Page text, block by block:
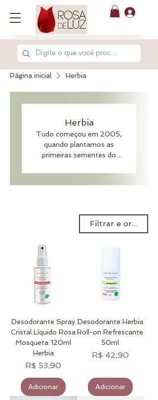
Página inicial Herbia
Herbia
Tudo começou em 2005,
quando plantamos as
primeiras sementes do
tempo o conhecimento
levou a empresa a
são a principal matéria
Filtrar e ordenar
Desodorante Spray
Cristal Líquido Rosa
Mosqueta 120ml
Herbia
Preço
R$ 53,90
Adicionar
Desodorante Herbia
Roll-on Refrescante
50ml
Preço
R$ 42,90
Adicionar